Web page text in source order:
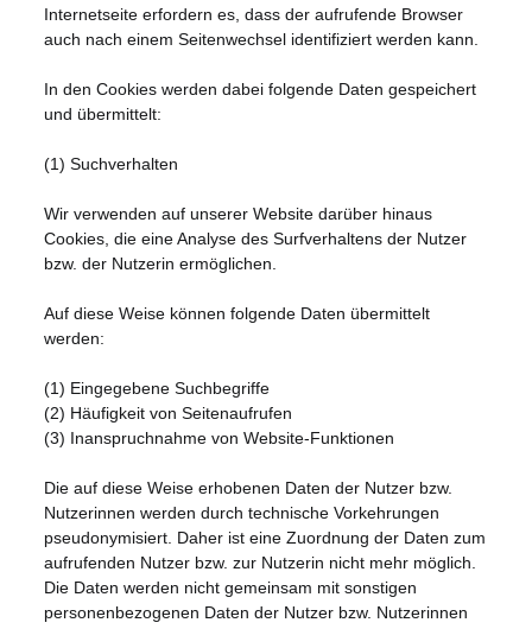
Internetseite erfordern es, dass der aufrufende Browser
auch nach einem Seitenwechsel identifiziert werden kann.
In den Cookies werden dabei folgende Daten gespeichert
und übermittelt:
(1) Suchverhalten
Wir verwenden auf unserer Website darüber hinaus
Cookies, die eine Analyse des Surfverhaltens der Nutzer
bzw. der Nutzerin ermöglichen.
Auf diese Weise können folgende Daten übermittelt
werden:
(1) Eingegebene Suchbegriffe
(2) Häufigkeit von Seitenaufrufen
(3) Inanspruchnahme von Website-Funktionen
Die auf diese Weise erhobenen Daten der Nutzer bzw.
Nutzerinnen werden durch technische Vorkehrungen
pseudonymisiert. Daher ist eine Zuordnung der Daten zum
aufrufenden Nutzer bzw. zur Nutzerin nicht mehr möglich.
Die Daten werden nicht gemeinsam mit sonstigen
personenbezogenen Daten der Nutzer bzw. Nutzerinnen